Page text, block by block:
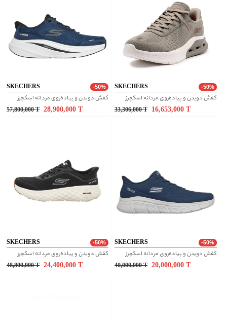
SKECHERS -50%
کفش دویدن و پیاده‌روی مردانه اسکچرز
57,800,000 T 28,900,000
SKECHERS -50%
کفش دویدن و پیاده‌روی مردانه اسکچرز
33,306,000 T 16,653,000
SKECHERS -50%
کفش دویدن و پیاده‌روی مردانه اسکچرز
48,800,000 T 24,400,000
SKECHERS -50%
کفش دویدن و پیاده‌روی مردانه اسکچرز
40,000,000 T 20,000,000